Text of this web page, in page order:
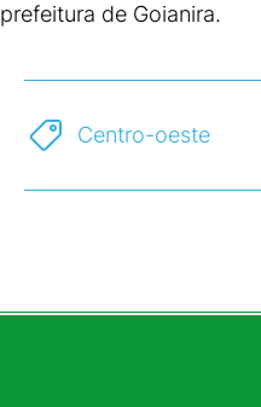
prefeitura de Goianira.
Centro-oeste